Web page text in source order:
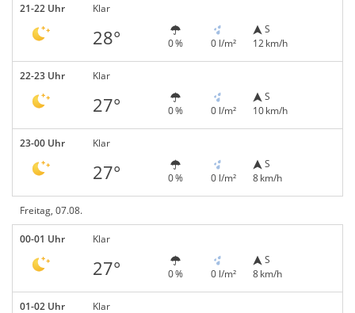
21-22 Uhr Klar
28° 0 % 0 l/m²
S
12 km/h
22-23 Uhr Klar
27° 0 % 0 l/m²
S
10 km/h
23-00 Uhr Klar
27° 0 % 0 l/m²
S
8 km/h
Freitag, 07.08.
00-01 Uhr Klar
27° 0 % 0 l/m²
S
8 km/h
01-02 Uhr Klar